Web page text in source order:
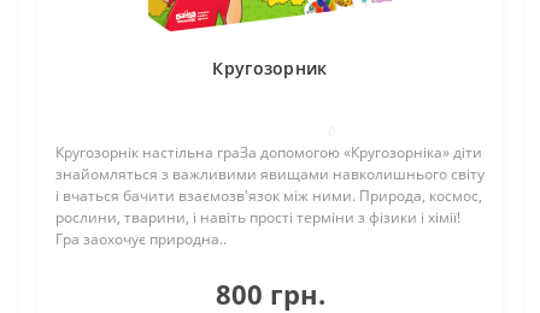
Кругозорник
Кругозорнік настільна граЗа допомогою «Кругозорніка» діти
знайомляться з важливими явищами навколишнього світу
і вчаться бачити взаємозв'язок між ними. Природа, космос,
рослини, тварини, і навіть прості терміни з фізики і хімії!
Гра заохочує природна..
800 грн.